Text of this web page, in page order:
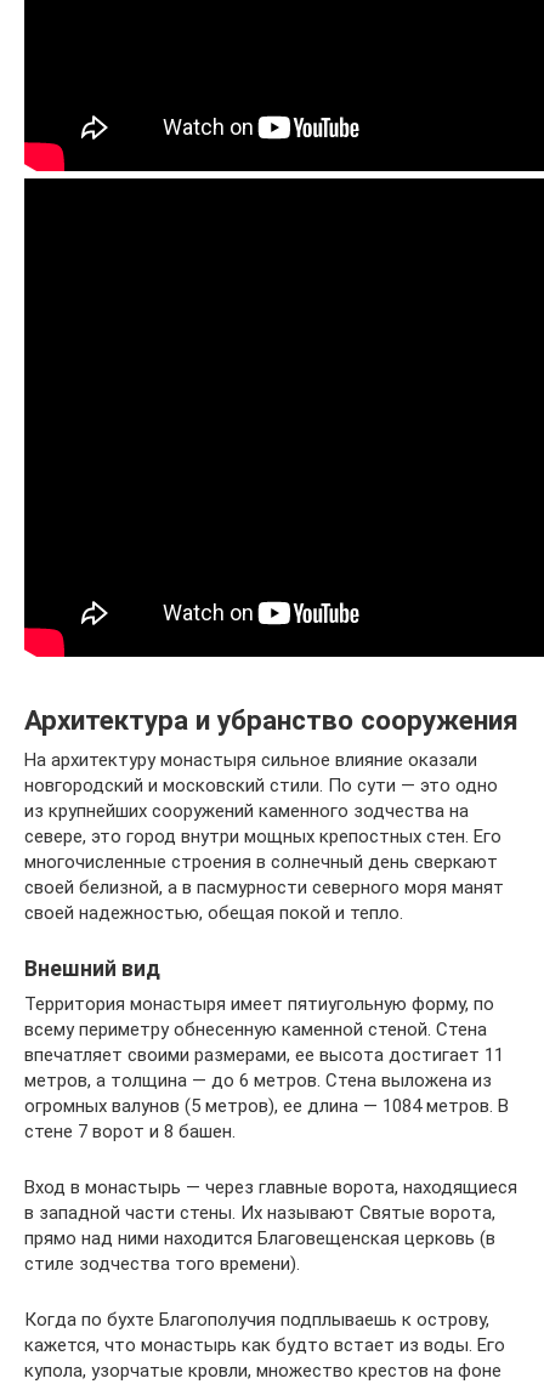
Архитектура и убранство сооружения
На архитектуру монастыря сильное влияние оказали
новгородский и московский стили. По сути — это одно
из крупнейших сооружений каменного зодчества на
севере, это город внутри мощных крепостных стен. Его
многочисленные строения в солнечный день сверкают
своей белизной, а в пасмурности северного моря манят
своей надежностью, обещая покой и тепло.
Внешний вид
Территория монастыря имеет пятиугольную форму, по
всему периметру обнесенную каменной стеной. Стена
впечатляет своими размерами, ее высота достигает 11
метров, а толщина — до 6 метров. Стена выложена из
огромных валунов (5 метров), ее длина — 1084 метров. В
стене 7 ворот и 8 башен.
Вход в монастырь — через главные ворота, находящиеся
в западной части стены. Их называют Святые ворота,
прямо над ними находится Благовещенская церковь (в
стиле зодчества того времени).
Когда по бухте Благополучия подплываешь к острову,
кажется, что монастырь как будто встает из воды. Его
купола, узорчатые кровли, множество крестов на фоне